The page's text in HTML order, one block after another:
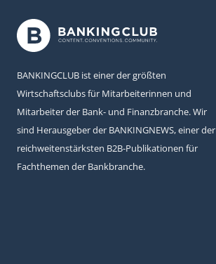
BANKINGCLUB ist einer der größten
Wirtschaftsclubs für Mitarbeiterinnen und
Mitarbeiter der Bank- und Finanzbranche. Wir
sind Herausgeber der BANKINGNEWS, einer der
reichweitenstärksten B2B-Publikationen für
Fachthemen der Bankbranche.